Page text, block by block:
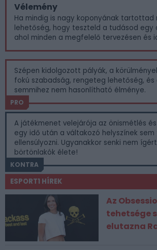
Vélemény
Ha mindig is nagy koponyának tartottad
lehetőség, hogy teszteld a tudásod egy
ahol minden a megfelelő tervezésen és
Szépen kidolgozott pályák, a
fokú szabadság, rengeteg lehetőség, és
semmihez nem hasonlítható élménye.
PRO
A játékmenet velejárója az önismétlés
egy idő után a váltakozó helyszínek
ellensúlyozni. Ugyanakkor senki nem
börtönlakók élete!
KONTRA
ESPORT1 HÍREK
Az
tehetsége
elutazna